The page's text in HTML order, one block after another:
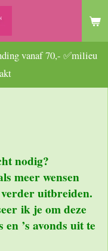
vanaf 70,- ✅milieu
nodig?
meer wensen
uitbreiden.
ik je om deze
’s avonds uit te